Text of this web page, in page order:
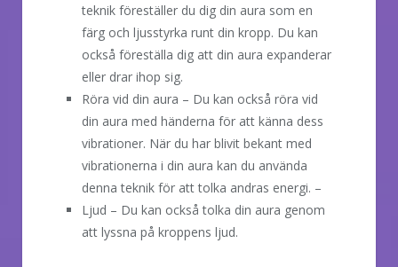
teknik föreställer du dig din aura som en
färg och ljusstyrka runt din kropp. Du kan
också föreställa dig att din aura expanderar
eller drar ihop sig.
Röra vid din aura – Du kan också röra vid
din aura med händerna för att känna dess
vibrationer. När du har blivit bekant med
vibrationerna i din aura kan du använda
denna teknik för att tolka andras energi. –
Ljud – Du kan också tolka din aura genom
att lyssna på kroppens ljud.